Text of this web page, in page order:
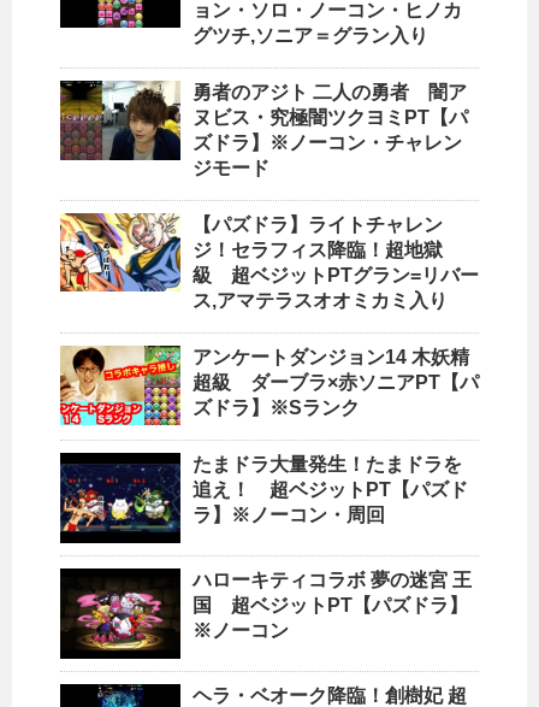
ョン・ソロ・ノーコン・ヒノカ
グツチ,ソニア＝グラン入り
勇者のアジト 二人の勇者 闇ア
ヌビス・究極闇ツクヨミPT【パ
ズドラ】※ノーコン・チャレン
ジモード
【パズドラ】ライトチャレン
ジ！セラフィス降臨！超地獄
級 超ベジットPTグラン=リバー
ス,アマテラスオオミカミ入り
アンケートダンジョン14 木妖精
超級 ダーブラ×赤ソニアPT【パ
ズドラ】※Sランク
たまドラ大量発生！たまドラを
追え！ 超ベジットPT【パズド
ラ】※ノーコン・周回
ハローキティコラボ 夢の迷宮 王
国 超ベジットPT【パズドラ】
※ノーコン
ヘラ・ベオーク降臨！創樹妃 超